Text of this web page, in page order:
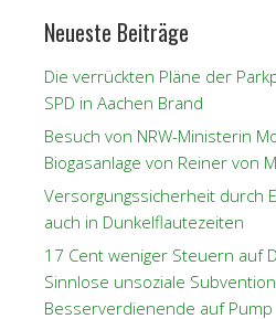
Neueste Beiträge
Die verrückten Pläne der
SPD in Aachen Brand
Besuch von NRW-Ministerin
Biogasanlage von Reiner von
Versorgungssicherheit durch
auch in Dunkelflautezeiten
17 Cent weniger Steuern auf
Sinnlose unsoziale
Besserverdienende auf Pump